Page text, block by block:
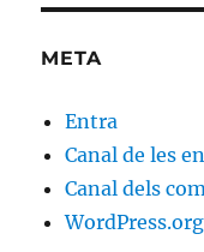
META
Entra
Canal de les
Canal dels